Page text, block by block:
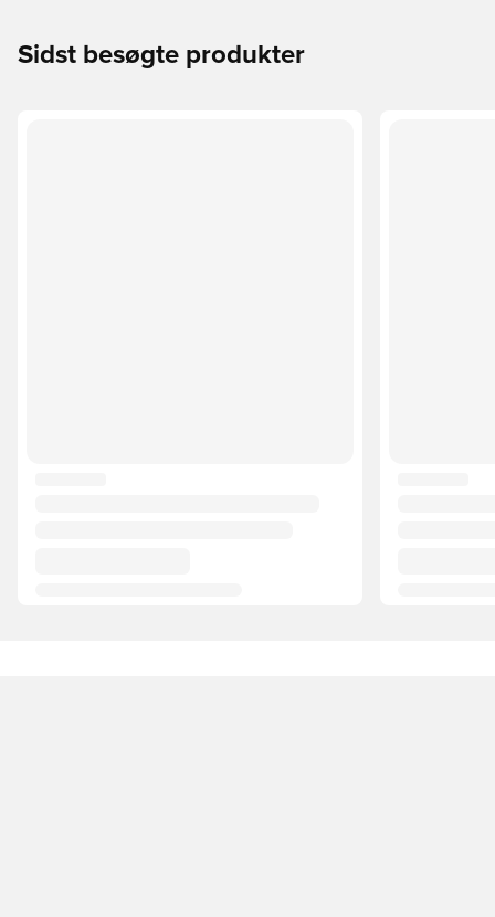
Sidst besøgte produkter